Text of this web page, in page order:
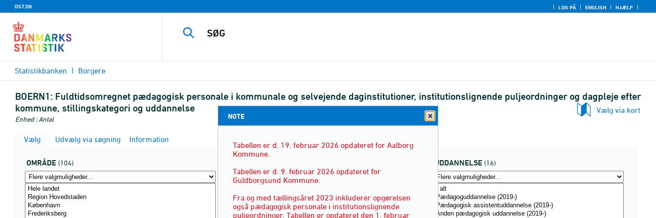
DST.DK LOG PÅ ENGLISH HJÆLP
Statistikbanken Borgere
BOERN1: Fuldtidsomregnet pædagogisk personale i kommunale og selvejende daginstitutioner, institutionslignende puljeordninger og dagpleje efter
kommune, stillingskategori og uddannelse
Enhed : Antal
Vælg via kort
Vælg Udvælg via søgning Information
OMRÅDE (104) UDDANNELSE (16)
NOTE
Tabellen er d. 19. februar 2026 opdateret for Aalborg
Kommune.
Tabellen er d. 9. februar 2026 opdateret for
Guldborgsund Kommune.
Fra og med tællingsåret 2023 inkluderer opgørelsen
også pædagogisk personale i institutionslignende
puljeordninger. Tabellen er opdateret den 1. februar